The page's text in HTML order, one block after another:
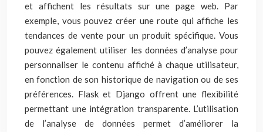
et affichent les résultats sur une page web. Par
exemple, vous pouvez créer une route qui affiche les
tendances de vente pour un produit spécifique. Vous
pouvez également utiliser les données d’analyse pour
personnaliser le contenu affiché à chaque utilisateur,
en fonction de son historique de navigation ou de ses
préférences. Flask et Django offrent une flexibilité
permettant une intégration transparente. L’utilisation
de l’analyse de données permet d’améliorer la